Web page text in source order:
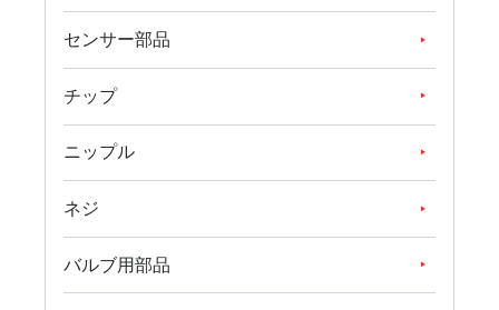
センサー部品
チップ
ニップル
ネジ
バルブ用部品